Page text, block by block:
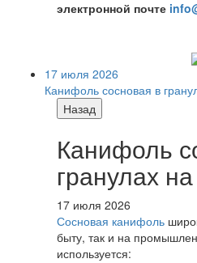
электронной почте
17 июля 2026
Канифоль сосновая в
Назад
Канифоль
гранулах
17 июля 2026
Сосновая канифоль
быту, так и на
используется: